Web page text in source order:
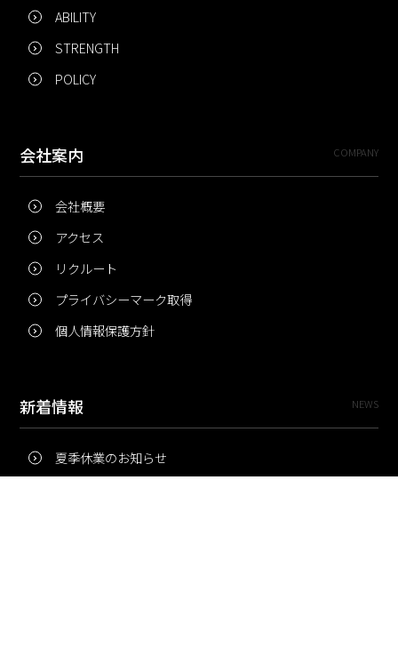
ABILITY
STRENGTH
POLICY
会社案内 COMPANY
会社概要
アクセス
リクルート
プライバシーマーク取得
個人情報保護方針
新着情報 NEWS
夏季休業のお知らせ